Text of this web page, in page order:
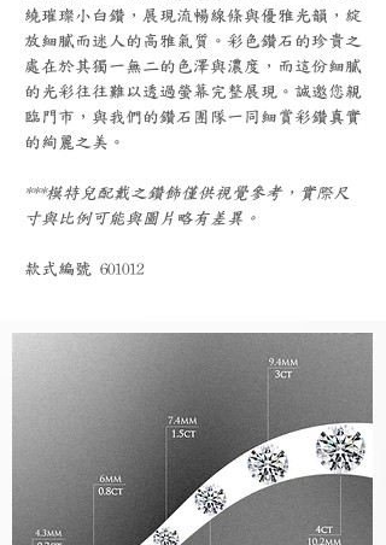
繞璀璨小白鑽，展現流暢線條與優雅光韻，綻
放細膩而迷人的高雅氣質。彩色鑽石的珍貴之
處在於其獨一無二的色澤與濃度，而這份細膩
的光彩往往難以透過螢幕完整展現。誠邀您親
臨門市，與我們的鑽石團隊一同細賞彩鑽真實
的絢麗之美。
***模特兒配戴之鑽飾僅供視覺參考，實際尺
寸與比例可能與圖片略有差異。
款式編號 601012